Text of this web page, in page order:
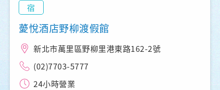
宿
薆悅酒店野柳渡假館
新北市萬里區野柳里港東路162-2號
(02)7703-5777
24小時營業